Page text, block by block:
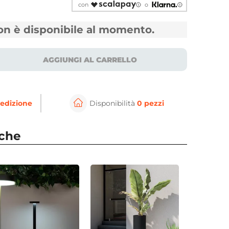
ingrandire
con
o
è disponibile al momento.
AGGIUNGI AL CARRELLO
Disponibilità 0 pezzi